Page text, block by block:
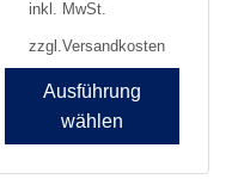
inkl. MwSt.
zzgl.Versandkosten
Ausführung
wählen